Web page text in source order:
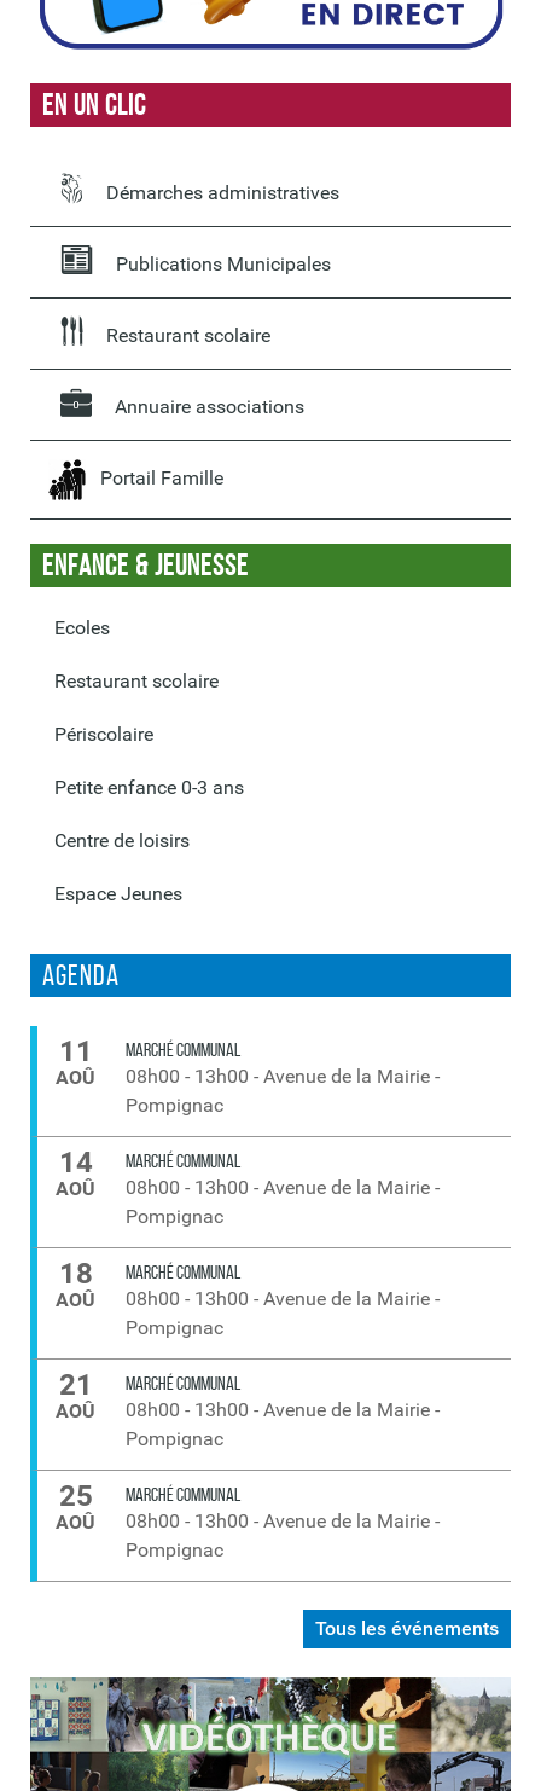
En un clic
Démarches administratives
Publications Municipales
Restaurant scolaire
Annuaire associations
Portail Famille
Enfance & Jeunesse
Ecoles
Restaurant scolaire
Périscolaire
Petite enfance 0-3 ans
Centre de loisirs
Espace Jeunes
Agenda
Tous les événements
11
AOÛ
MARCHÉ COMMUNAL
08h00 - 13h00 - Avenue de la Mairie -
Pompignac
14
AOÛ
MARCHÉ COMMUNAL
08h00 - 13h00 - Avenue de la Mairie -
Pompignac
18
AOÛ
MARCHÉ COMMUNAL
08h00 - 13h00 - Avenue de la Mairie -
Pompignac
21
AOÛ
MARCHÉ COMMUNAL
08h00 - 13h00 - Avenue de la Mairie -
Pompignac
25
AOÛ
MARCHÉ COMMUNAL
08h00 - 13h00 - Avenue de la Mairie -
Pompignac